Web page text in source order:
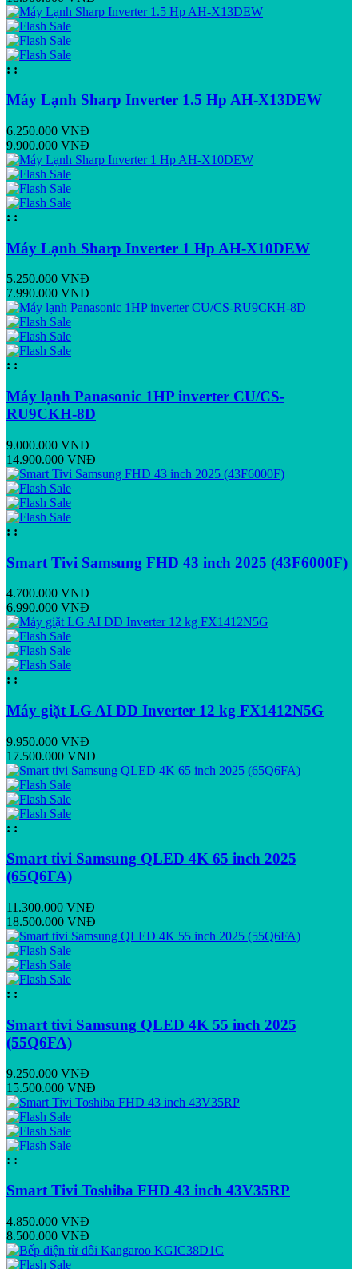
: :
Máy Lạnh Sharp Inverter 1.5 Hp AH-X13DEW
6.250.000 VNĐ
9.900.000 VNĐ
: :
Máy Lạnh Sharp Inverter 1 Hp AH-X10DEW
5.250.000 VNĐ
7.990.000 VNĐ
: :
Máy lạnh Panasonic 1HP inverter CU/CS-
RU9CKH-8D
9.000.000 VNĐ
14.900.000 VNĐ
: :
Smart Tivi Samsung FHD 43 inch 2025 (43F6000F)
4.700.000 VNĐ
6.990.000 VNĐ
: :
Máy giặt LG AI DD Inverter 12 kg FX1412N5G
9.950.000 VNĐ
17.500.000 VNĐ
: :
Smart tivi Samsung QLED 4K 65 inch 2025
(65Q6FA)
11.300.000 VNĐ
18.500.000 VNĐ
: :
Smart tivi Samsung QLED 4K 55 inch 2025
(55Q6FA)
9.250.000 VNĐ
15.500.000 VNĐ
: :
Smart Tivi Toshiba FHD 43 inch 43V35RP
4.850.000 VNĐ
8.500.000 VNĐ